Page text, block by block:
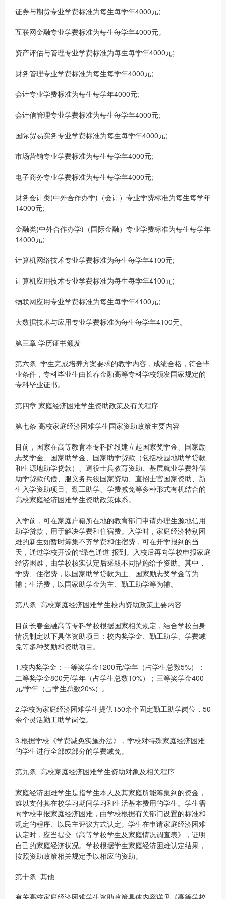
证券与期货专业学费标准为每生每学年4000元;
互联网金融专业学费标准为每生每学年4000元。
资产评估与管理专业学费标准为每生每学年4000元;
财务管理专业学费标准为每生每学年4000元;
会计专业学费标准为每生每学年4000元;
会计信管理专业学费标准为每生每学年4000元;
国际贸易实务专业学费标准为每生每学年4000元;
市场营销专业学费标准为每生每学年4000元;
电子商务专业学费标准为每生每学年4000元;
财务会计类(中外合作办学)（会计）专业学费标准为每生每学年
14000元;
金融类(中外合作办学)（国际金融）专业学费标准为每生每学年
14000元;
计算机网络技术专业学费标准为每生每学年4100元;
计算机应用技术专业学费标准为每生每学年4100元;
物联网应用专业学费标准为每生每学年4100元;
大数据技术与应用专业学费标准为每生每学年4100元。
第三章 学历证书颁发
第六条 学生完成培养方案要求的教学内容，成绩合格，符合毕
业条件，专科毕业生由长春金融高等专科学校颁发国家规定的
专科毕业证书。
第四章 家庭经济困难学生资助政策及有关程序
第七条 高校家庭经济困难学生国家资助政策主要内容
目前，国家在高等教育本专科阶段建立起国家奖学金、国家励
志奖学金、国家助学金、国家助学贷款（包括校园地助学贷款
和生源地助学贷款）、退役士兵教育资助、基层就业学费补偿
助学贷款代偿、服义务兵役国家资助、直招士官国家资助、新
生入学资助项目、勤工助学、学费减免等多种形式有机结合的
高校家庭经济困难学生资助政策体系。
入学前，可在家庭户籍所在地的教育部门申请办理生源地信用
助学贷款，用于解决学费和住宿费。入学时，家庭经济特别困
难的新生如暂时筹集不齐学费和住宿费，可在开学报到的当
天，通过学校开设的“绿色通道”报到。入校后再向学校申报家庭
经济困难，由学校核实认定后采取不同措施给予资助。其中，
学费、住宿费，以国家助学贷款为主、国家励志奖学金等为
辅；生活费，以国家助学金为主、勤工助学等为辅。
第八条 高校家庭经济困难学生校内资助政策主要内容
目前长春金融高等专科学校根据国家相关规定，结合学校自身
情况制定以下具体资助项目：校内奖学金、勤工助学、学费减
免等多种奖励和资助项目。
1.校内奖学金：一等奖学金1200元/学年（占学生总数5%）；
二等奖学金800元/学年（占学生总数10%）；三等奖学金400
元/学年（占学生总数20%）。
2.学校为家庭经济困难学生提供150余个固定勤工助学岗位，50
余个灵活勤工助学岗位。
3.根据学校《学费减免实施办法》，学校对特殊家庭经济困难
的学生进行全部或部分的学费减免。
第九条 高校家庭经济困难学生资助对象及相关程序
家庭经济困难学生是指学生本人及其家庭所能筹集到的资金，
难以支付其在校学习期间学习和生活基本费用的学生。学生需
向学校申报家庭经济困难，由学校根据有关部门设置的标准和
规定的程序、以民主评议方式认定。学生在申请家庭经济困难
认定时，应当提交《高等学校学生及家庭情况调查表》，证明
自己的家庭经济状况。学校根据学生家庭经济困难认定结果，
按照资助政策相关规定予以相应的资助。
第十条 其他
有关高校家庭经济困难学生资助政策具体内容详见《高等学校